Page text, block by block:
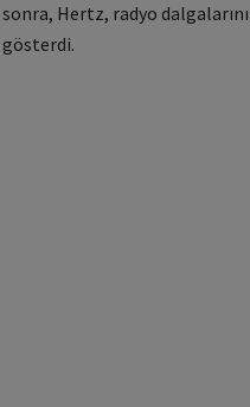
Hertz, radyo